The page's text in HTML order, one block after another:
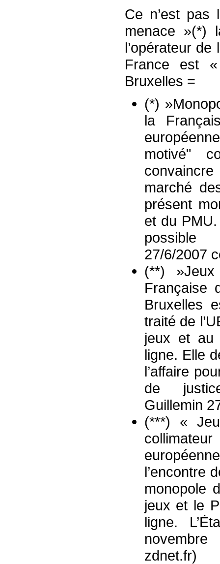
Ce n’est pas
menace »(*)
l’opérateur
France est
Bruxelles =
(*)
la
motivé"
marché
présent
et du
possible
27/6/2007
(**)
Française
Bruxelles
traité de
jeux et au
ligne. Elle
l’affaire
de
Guillemin
(***) «
l’encontre
monopole
jeux et le
ligne.
novembre
zdnet.fr)